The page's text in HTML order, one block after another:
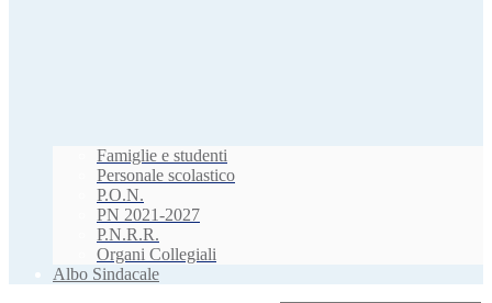
Famiglie e studenti
Personale scolastico
P.O.N.
PN 2021-2027
P.N.R.R.
Organi Collegiali
Albo Sindacale